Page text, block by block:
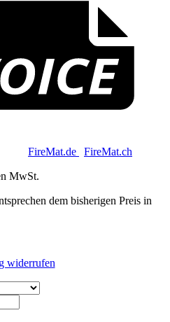
FireMat.de FireMat.ch
MwSt.
dem bisherigen Preis in
widerrufen